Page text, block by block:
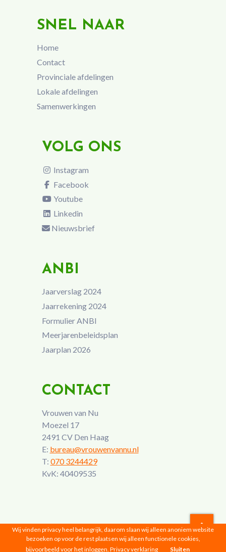
SNEL NAAR
Home
Contact
Provinciale afdelingen
Lokale afdelingen
Samenwerkingen
VOLG ONS
Instagram
Facebook
Youtube
Linkedin
Nieuwsbrief
ANBI
Jaarverslag 2024
Jaarrekening 2024
Formulier ANBI
Meerjarenbeleidsplan
Jaarplan 2026
CONTACT
Vrouwen van Nu
Moezel 17
2491 CV Den Haag
E: bureau@vrouwenvannu.nl
T: 070 3244429
KvK: 40409535
Vrouwen van Nu © 2026 |Privacyverklaring
Wij vinden privacy heel belangrijk, daarom slaan wij alleen anoniem website
bezoeken op voor de rest plaatsen wij alleen functionele cookies,
bijvoorbeeld voor het inloggen. Privacy verklaring Sluiten